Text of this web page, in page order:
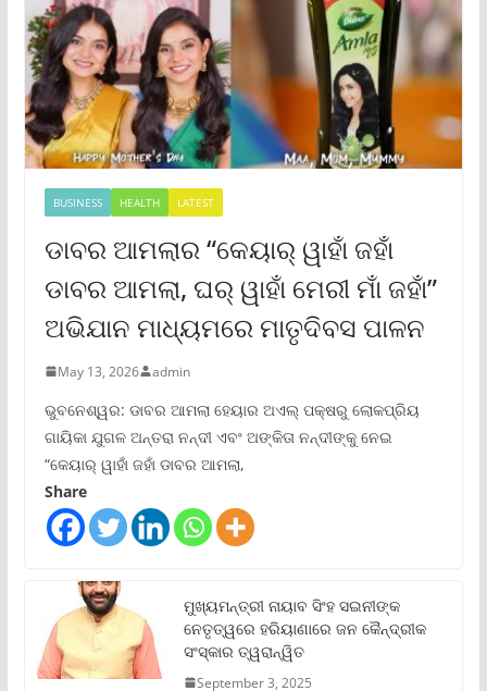
BUSINESS HEALTH LATEST
ଡାବର ଆମଲାର “କେୟାର୍ ୱାହାଁ ଜହାଁ
ଡାବର ଆମଲା, ଘର୍ ୱାହାଁ ମେରୀ ମାଁ ଜହାଁ”
ଅଭିଯାନ ମାଧ୍ୟମରେ ମାତୃଦିବସ ପାଳନ
May 13, 2026 admin
ଭୁବନେଶ୍ୱର: ଡାବର ଆମଲା ହେୟାର ଅଏଲ୍ ପକ୍ଷରୁ ଲୋକପ୍ରିୟ
ଗାୟିକା ଯୁଗଳ ଅନ୍ତରା ନନ୍ଦୀ ଏବଂ ଅଙ୍କିତା ନନ୍ଦୀଙ୍କୁ ନେଇ
“କେୟାର୍ ୱାହାଁ ଜହାଁ ଡାବର ଆମଲା,
Share
ମୁଖ୍ୟମନ୍ତ୍ରୀ ନାୟାବ ସିଂହ ସଇନୀଙ୍କ
ନେତୃତ୍ୱରେ ହରିୟାଣାରେ ଜନ କୈନ୍ଦ୍ରୀକ
ସଂସ୍କାର ତ୍ୱରାନ୍ୱିତ
September 3, 2025